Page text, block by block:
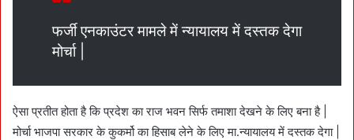
फर्जी एनकाउंटर मामले में न्यायालय में दस्तक देगा
मोर्चा |
ऐसा प्रतीत होता है कि प्रदेश का राज भवन सिर्फ तमाशा देखने के लिए बना है |
मोर्चा भाजपा सरकार के कुकर्मो का हिसाब लेने के लिए मा.न्यायालय में दस्तक देगा |